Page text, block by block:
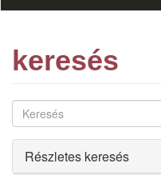
keresés
Keresés
Elrejtés
Részletes keresés